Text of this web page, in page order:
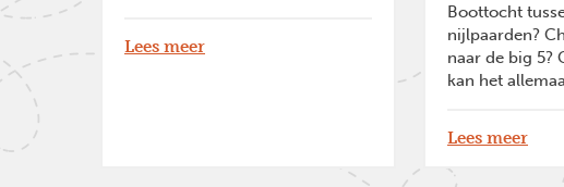
Lees meer
Boottocht
nijlpaarden?
naar de big 5?
kan het
Lees meer